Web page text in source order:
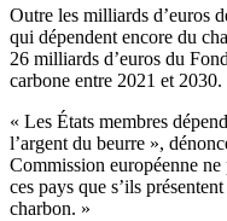
Outre les milliards d’euros
qui dépendent encore du
26 milliards d’euros du
carbone entre 2021 et 2030.
« Les États membres
l’argent du beurre »,
Commission européenne
ces pays que s’ils
charbon. »